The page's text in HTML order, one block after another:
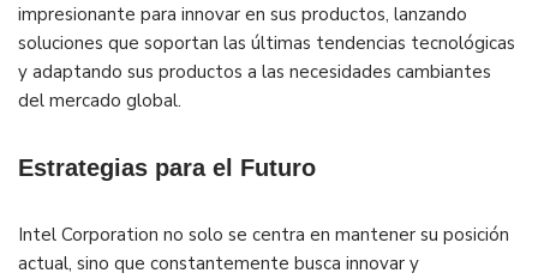
impresionante para innovar en sus productos, lanzando
soluciones que soportan las últimas tendencias tecnológicas
y adaptando sus productos a las necesidades cambiantes
del mercado global.
Estrategias para el Futuro
Intel Corporation no solo se centra en mantener su posición
actual, sino que constantemente busca innovar y